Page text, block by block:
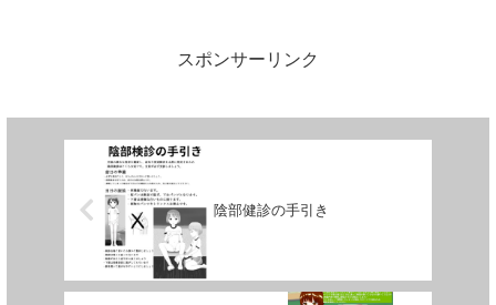
スポンサーリンク
陰部健診の手引き